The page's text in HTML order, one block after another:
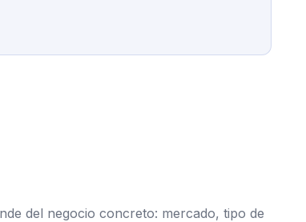
del negocio concreto: mercado, tipo de